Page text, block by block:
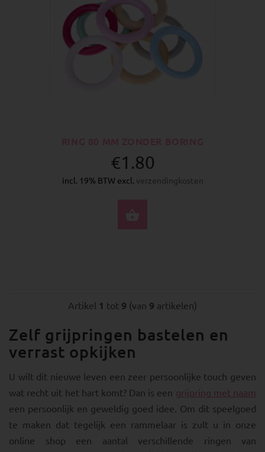
€1.80
incl. 19% BTW excl. verzendingkosten
Artikel 1 tot 9 (van 9 artikelen)
Zelf grijpringen bastelen en
verrast opkijken
U wilt dit nieuwe leven een zeer persoonlijke touch geven
wat recht uit het hart komt? Dan is een grijpring met naam
een persoonlijk en geweldig goed idee. Om dit speelgoed
te maken dat tegelijk een rammelaar is zult u in onze
online shop een aantal verschillende ringen van